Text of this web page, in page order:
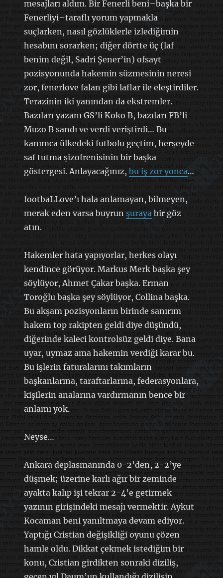
mesajları aldım. Bir Fenerli beni–başka bir
Fenerliyi–taraflı yorum yapmakla
suçlarken, nasıl gözlüklerle izlediğimin
hesabını sorarken; diğer dörtte üç (laf
benim değil, Sadri Şener’in) ofsayt
pozisyonunda hakemin süzmesinin neresi
zor, fenerlove falan gibi laflar ile eleştirdiler.
Terazinin iki yanından da ekstremler.
Bazıları yazanı GS’li Koko B, bazıları FB’li
Muzo B sandı ve verdi veriştirdi… Bu
kanımca ülkedeki futbolu geçtim, herşeyde
saf tutma şizofrenisinin bir başka
göstergesi. Anlayacağınız, bu iş zor yonca…
footbaLLove’ı hala anlamayan, bilmeyen,
merak eden varsa buyrun şuraya bir göz
atın.
Hakemler hata yapıyorlar, herkes olayı
kendince görüyor. Markus Merk başka şey
söylüyor, Ahmet Çakar başka. Erman
Toroğlu başka şey söylüyor, Collina başka.
Bu akşam pozisyonların birinde sanırım
hakem top rakipten geldi diye düşündü,
diğerinde kaleci kontrolsüz geldi diye. Bana
uyar, uymaz ama hakemin verdiği karar bu.
Bu işlerin faturalarını takımların
başkanlarına, taraftarlarına, federasyonlara,
kişilerin analarına vardırmanın bence bir
anlamı yok.
Neyse…
Ankara deplasmanında 0-2’den, 2-2’ye
düşmek; üzerine karlı ağır bir zeminde
ayakta kalıp işi tekrar 2-4’e getirmek
yazının girişindeki mesajı vermektir. Aykut
Kocaman beni yanıltmaya devam ediyor.
Yaptığı Cristian değişikliği oyunu çözen
hamle oldu. Dikkat çekmek istediğim bir
konu, Cristian girdikten sonraki diziliş,